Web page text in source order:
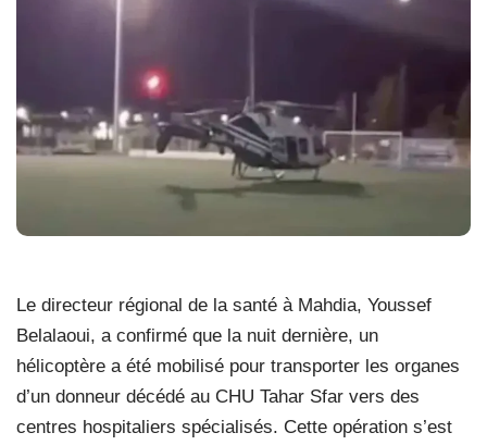
Le directeur régional de la santé à Mahdia, Youssef
Belalaoui, a confirmé que la nuit dernière, un
hélicoptère a été mobilisé pour transporter les organes
d’un donneur décédé au CHU Tahar Sfar vers des
centres hospitaliers spécialisés. Cette opération s’est